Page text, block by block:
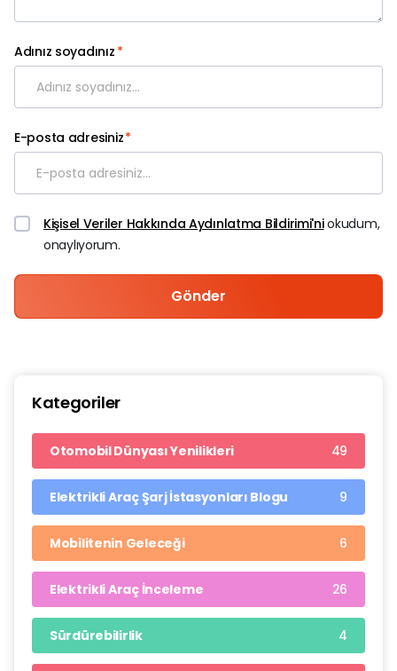
Adınız soyadınız *
E-posta adresiniz*
Kişisel Veriler Hakkında Aydınlatma Bildirimi'niokudum,
onaylıyorum.
Gönder
Kategoriler
Otomobil Dünyası Yenilikleri 49
Elektrikli Araç Şarj İstasyonları Blogu 9
Mobilitenin Geleceği 6
Elektrikli Araç İnceleme 26
Sürdürebilirlik 4